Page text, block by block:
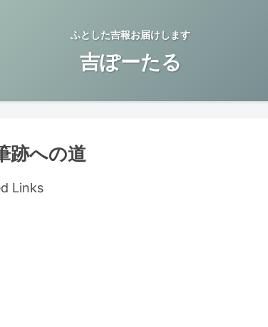
ふとした吉報お届けします
吉ぽーたる
跡への道
Links